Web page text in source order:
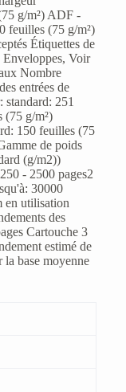
g/m²) ADF -
feuilles (75 g/m²)
Étiquettes de
Enveloppes, Voir
Nombre
entrées de
standard: 251
(75 g/m²)
150 feuilles (75
de poids
(g/m2))
- 2500 pages2
30000
en utilisation
des
Cartouche 3
estimé de
la base moyenne